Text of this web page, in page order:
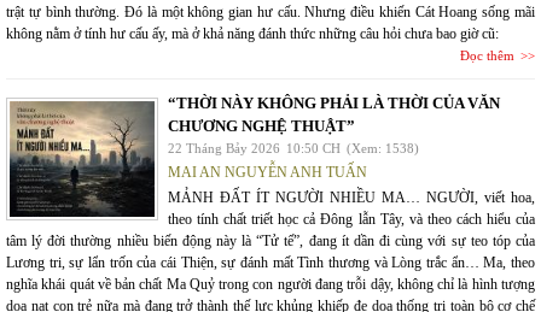
trật tự bình thường. Đó là một không gian hư cấu. Nhưng điều khiến Cát Hoang sống mãi
không nằm ở tính hư cấu ấy, mà ở khả năng đánh thức những câu hỏi chưa bao giờ cũ:
Đọc thêm
“THỜI NÀY KHÔNG PHẢI LÀ THỜI CỦA VĂN
CHƯƠNG NGHỆ THUẬT”
22 Tháng Bảy 2026 10:50 CH (Xem: 1538)
MAI AN NGUYỄN ANH TUẤN
MẢNH ĐẤT ÍT NGƯỜI NHIỀU MA… NGƯỜI, viết hoa,
theo tính chất triết học cả Đông lẫn Tây, và theo cách hiểu của
tâm lý đời thường nhiều biến động này là “Tử tế”, đang ít dần đi cùng với sự teo tóp của
Lương tri, sự lẩn trốn của cái Thiện, sự đánh mất Tình thương và Lòng trắc ẩn… Ma, theo
nghĩa khái quát về bản chất Ma Quỷ trong con người đang trỗi dậy, không chỉ là hình tượng
dọa nạt con trẻ nữa mà đang trở thành thế lực khủng khiếp đe dọa thống trị toàn bộ cơ chế